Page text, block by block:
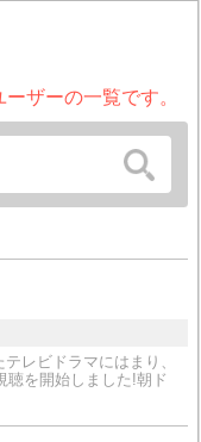
ザーの一覧です。
レビドラマにはまり、
聴を開始しました!朝ド